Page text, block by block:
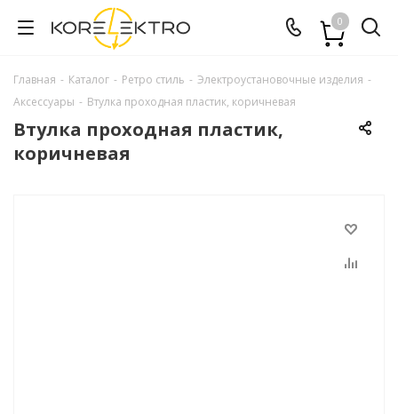
0
Главная - Каталог - Ретро стиль - Электроустановочные изделия -
Аксессуары - Втулка проходная пластик, коричневая
Втулка проходная пластик,
коричневая